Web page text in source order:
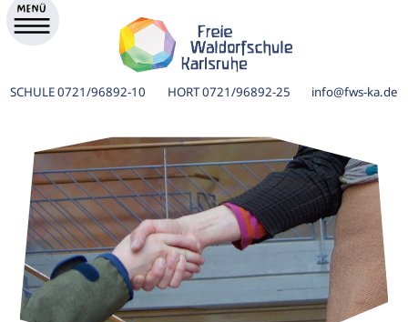
SCHULE0721/96892-10 HORT0721/96892-25 info@fws-ka.de